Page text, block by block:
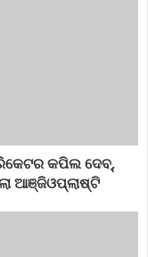
ସାମିଲ ହେବାପାଇଁ ବିଗ୍
ପରିଶ୍ରମ କରିବାକୁ
ତାରକା ସିଦ୍ଧାର୍ଥ
।
the-TRP-list-
କପିଲ ଦେବ୍,
ଆଞ୍ଜିଓପ୍ଲାଷ୍ଟି